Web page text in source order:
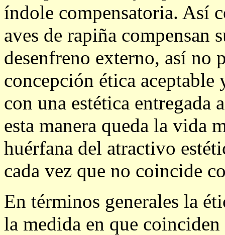
índole compensatoria. Así
aves de rapiña
desenfreno externo, así no
concepción ética aceptable
con una estética
esta manera queda la vida
huérfana del atractivo
cada vez que no coincide
En términos generales la
la medida en que